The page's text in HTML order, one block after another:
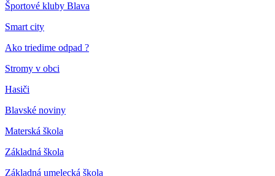
Športové kluby Blava
Smart city
Ako triedime odpad ?
Stromy v obci
Hasiči
Blavské noviny
Materská škola
Základná škola
Základná umelecká škola